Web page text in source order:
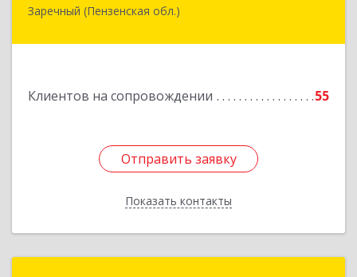
Заречный (Пензенская обл.)
Клиентов на сопровождении 55
Отправить заявку
Показать контакты
442962, Пензенская обл, Заречный г,
Отправить заявку
Назад